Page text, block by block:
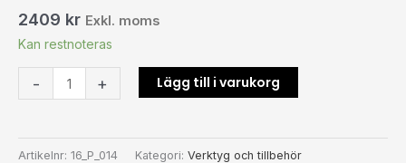
2409 kr Exkl. moms
Kan restnoteras
- + Lägg till i varukorg
Artikelnr: 16_P_014 Kategori: Verktyg och tillbehör